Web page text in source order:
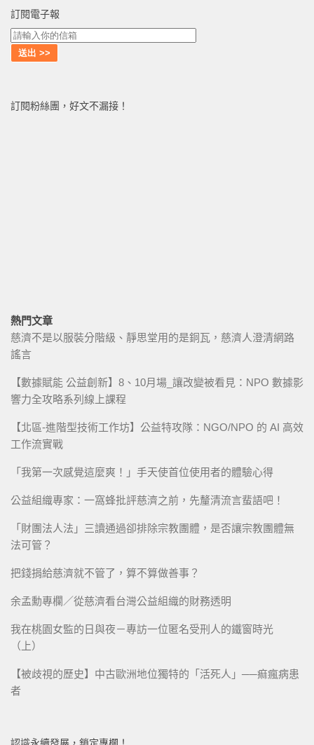
訂閱電子報
訂閱粉絲團，好文不漏接！
熱門文章
慈濟不是以服裝分階級、靜思堂用的是銅瓦，慈濟人澄清網路
謠言
【數據賦能 公益創新】8、10月場_讓改變被看見：NPO 數據影
響力全攻略系列線上課程
【北區-進階型技術工作坊】公益特攻隊：NGO/NPO 的 AI 高效
工作流實戰
「我第一次感覺這麼爽！」手天使首位使用者的體驗心得
公益組織專家：一窩蜂批評慈濟之前，先釐清流言蜚語吧！
「財團法人法」三讀通過卻排除宗教團體，是否讓宗教團體無
法可管？
把錢捐給慈濟就不管了，算不算做善事？
余孟勳專欄／從慈濟看台灣公益組織的財務透明
我在桃園女監的日與夜－專訪一位匿名受刑人的鐵窗時光
（上）
【被歧視的歷史】中古歐洲地位獨特的「活死人」──痲瘋病患
者
認識永續發展，鎖定專欄！